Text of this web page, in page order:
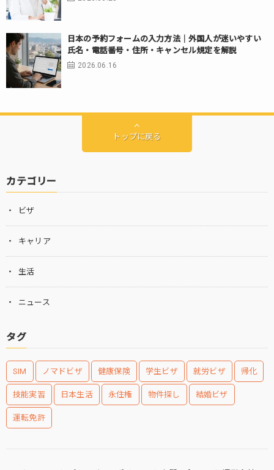
日本の予約フォームの入力方法｜外国人が迷いやすい
氏名・電話番号・住所・キャンセル規定を解説
2026.06.16
トップに戻る
カテゴリー
ビザ
キャリア
生活
ニュース
タグ
SIM ノマドビザ 健康保険 学生ビザ 就労ビザ 帰化
技能実習 日本生活 永住権 物件探し 結婚ビザ
運転免許